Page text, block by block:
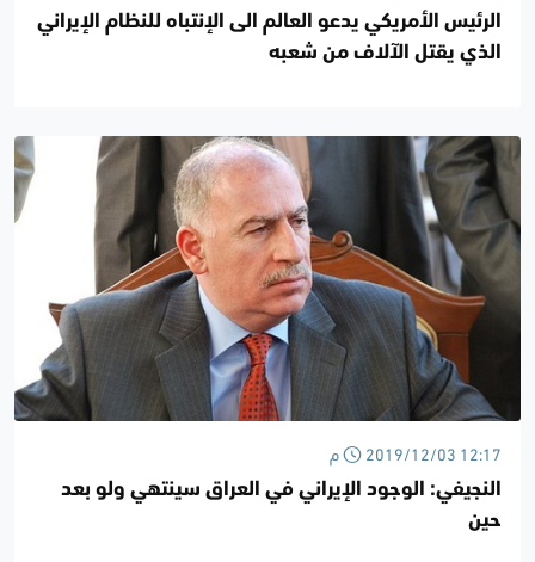
الرئيس الأمريكي يدعو العالم الى الإنتباه للنظام الإيراني
الذي يقتل الآلاف من شعبه
2019/12/03 12:17 م
النجيفي: الوجود الإيراني في العراق سينتهي ولو بعد
حين